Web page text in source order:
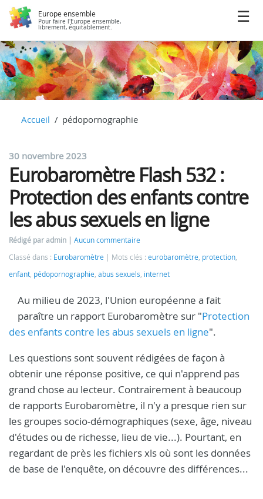
Europe ensemble
Pour faire l'Europe ensemble,
librement, équitablement.
Accueil pédopornographie
30 novembre 2023
Eurobaromètre Flash 532 :
Protection des enfants contre
les abus sexuels en ligne
Rédigé par admin
Aucun commentaire
Classé dans : Eurobaromètre Mots clés : eurobaromètre protection
enfant pédopornographie abus sexuels internet
Au milieu de 2023, l'Union européenne a fait
paraître un rapport Eurobaromètre sur "Protection
des enfants contre les abus sexuels en ligne".
Les questions sont souvent rédigées de façon à
obtenir une réponse positive, ce qui n'apprend pas
grand chose au lecteur. Contrairement à beaucoup
de rapports Eurobaromètre, il n'y a presque rien sur
les groupes socio-démographiques (sexe, âge, niveau
d'études ou de richesse, lieu de vie...). Pourtant, en
regardant de près les fichiers xls où sont les données
de base de l'enquête, on découvre des différences...